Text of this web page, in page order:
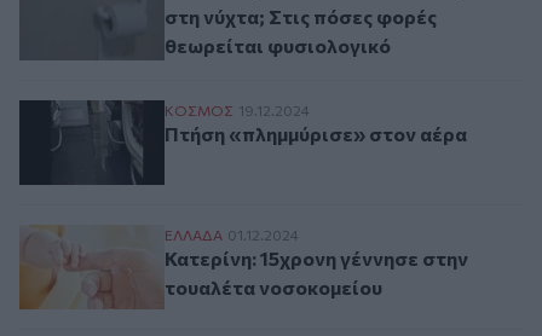
στη νύχτα; Στις πόσες φορές
θεωρείται φυσιολογικό
Πτήση «πλημμύρισε» στον αέρα
ΚΟΣΜΟΣ 19.12.2024
Πτήση «πλημμύρισε» στον αέρα
Κατερίνη: 15χρονη γέννησε στην
ΕΛΛAΔΑ 01.12.2024
Κατερίνη: 15χρονη γέννησε στην
τουαλέτα νοσοκομείου